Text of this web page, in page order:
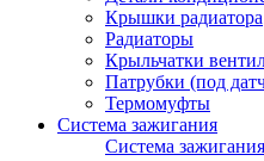
Крышки радиатора
Радиаторы
Крыльчатки
Патрубки (под
Термомуфты
Система зажигания
Система зажигания